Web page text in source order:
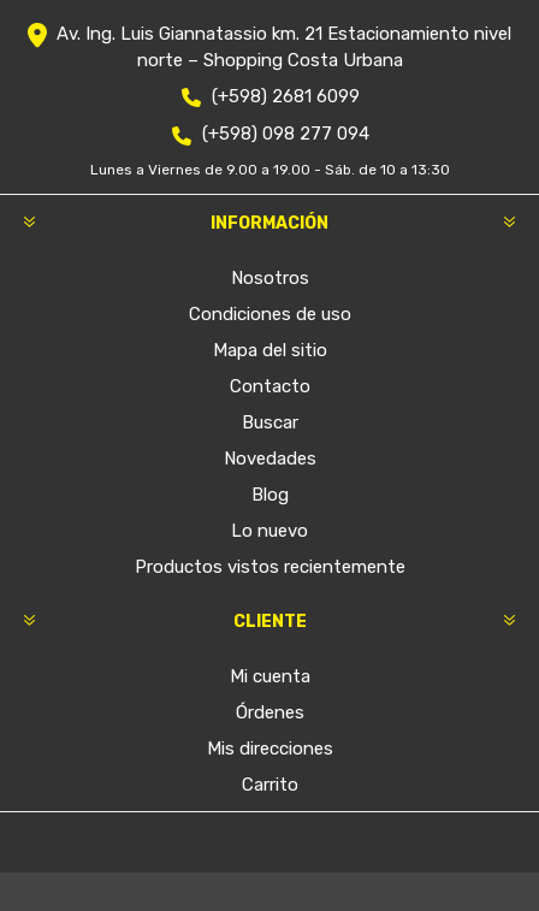
Av. Ing. Luis Giannatassio km. 21 Estacionamiento nivel
norte – Shopping Costa Urbana
(+598) 2681 6099
(+598) 098 277 094
Lunes a Viernes de 9.00 a 19.00 - Sáb. de 10 a 13:30
INFORMACIÓN
Nosotros
Condiciones de uso
Mapa del sitio
Contacto
Buscar
Novedades
Blog
Lo nuevo
Productos vistos recientemente
CLIENTE
Mi cuenta
Órdenes
Mis direcciones
Carrito